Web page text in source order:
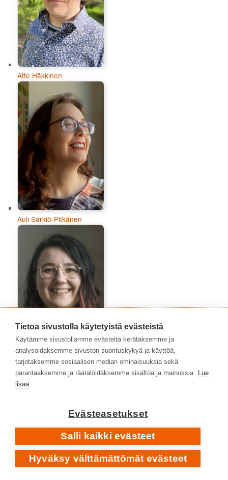
Atte Häkkinen
Auli Särkiö-Pitkänen
Azra Arnautović
Tietoa sivustolla käytetyistä evästeistä
Käytämme sivustollamme evästeitä kerätäksemme ja
analysoidaksemme sivuston suorituskykyä ja käyttöä,
tarjotaksemme sosiaalisen median ominaisuuksia sekä
parantaaksemme ja räätälöidäksemme sisältöä ja mainoksia. Lue
lisää
Evästeasetukset
Salli kaikki evästeet
Hyväksy välttämättömät evästeet